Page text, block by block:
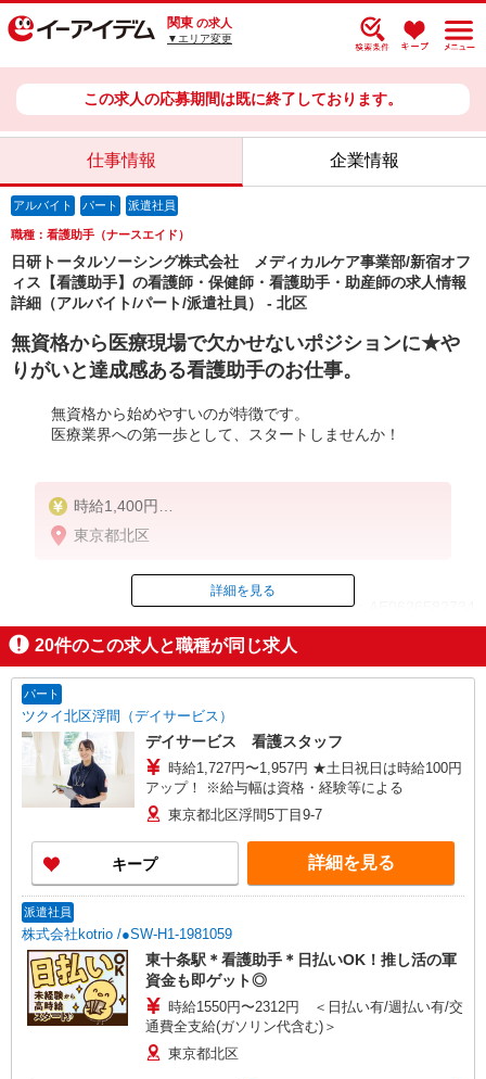
関東 の求人
▼エリア変更
この求人の応募期間は既に終了しております。
仕事情報 企業情報
アルバイト パート 派遣社員
職種：看護助手（ナースエイド）
日研トータルソーシング株式会社 メディカルケア事業部/新宿オフ
ィス【看護助手】の看護師・保健師・看護助手・助産師の求人情報
詳細（アルバイト/パート/派遣社員） - 北区
無資格から医療現場で欠かせないポジションに★や
りがいと達成感ある看護助手のお仕事。
無資格から始めやすいのが特徴です。
医療業界への第一歩として、スタートしませんか！
時給1,400円
★週払いOK（規定あり）
東京都北区
ID：AE0626582734
掲載期間終了
詳細を見る
20件のこの求人と職種が同じ求人
パート
ツクイ北区浮間（デイサービス）
デイサービス 看護スタッフ
時給1,727円〜1,957円 ★土日祝日は時給100円
アップ！ ※給与幅は資格・経験等による
東京都北区浮間5丁目9-7
キープ 詳細を見る
派遣社員
株式会社kotrio /●SW-H1-1981059
東十条駅＊看護助手＊日払いOK！推し活の軍
資金も即ゲット◎
時給1550円〜2312円 ＜日払い有/週払い有/交
通費全支給(ガソリン代含む)＞
東京都北区